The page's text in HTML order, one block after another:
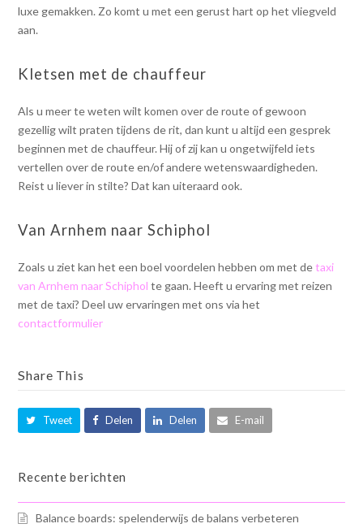
luxe gemakken. Zo komt u met een gerust hart op het vliegveld
aan.
Kletsen met de chauffeur
Als u meer te weten wilt komen over de route of gewoon
gezellig wilt praten tijdens de rit, dan kunt u altijd een gesprek
beginnen met de chauffeur. Hij of zij kan u ongetwijfeld iets
vertellen over de route en/of andere wetenswaardigheden.
Reist u liever in stilte? Dat kan uiteraard ook.
Van Arnhem naar Schiphol
Zoals u ziet kan het een boel voordelen hebben om met detaxi
van Arnhem naar Schiphol te gaan. Heeft u ervaring met reizen
met de taxi? Deel uw ervaringen met ons via het
contactformulier
Share This
Tweet Delen Delen E-mail
Recente berichten
Balance boards: spelenderwijs de balans verbeteren